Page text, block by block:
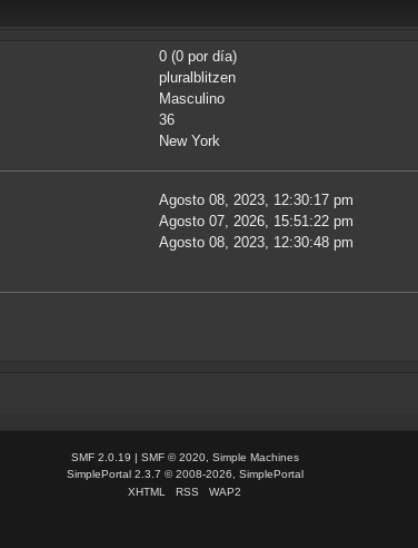
0 (0 por día)
pluralblitzen
Masculino
36
New York
Agosto 08, 2023, 12:30:17 pm
Agosto 07, 2026, 15:51:22 pm
Agosto 08, 2023, 12:30:48 pm
SMF 2.0.19 | SMF © 2020, Simple Machines
SimplePortal 2.3.7 © 2008-2026, SimplePortal
XHTML
RSS WAP2